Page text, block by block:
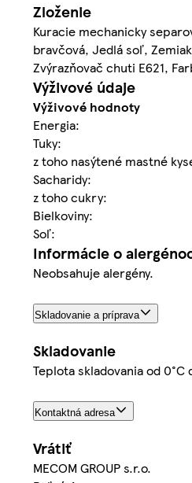
Zloženie
Kuracie mechanicky
bravčová, Jedlá soľ,
Zvýrazňovač chuti E621,
Výživové údaje
Výživové hodnoty
Energia:
Tuky:
z toho nasýtené mastné
Sacharidy:
z toho cukry:
Bielkoviny:
Soľ:
Informácie o
Neobsahuje alergény.
Skladovanie a príprava
Skladovanie
Teplota skladovania od 0°C
Kontaktná adresa
Vrátiť
MECOM GROUP s.r.o.